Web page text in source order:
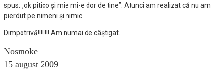
spus: „ok pitico și mie mi-e dor de tine”. Atunci am realizat că nu am
pierdut pe nimeni și nimic.
Dimpotrivă!!!!!!!! Am numai de câștigat.
Nosmoke
15 august 2009